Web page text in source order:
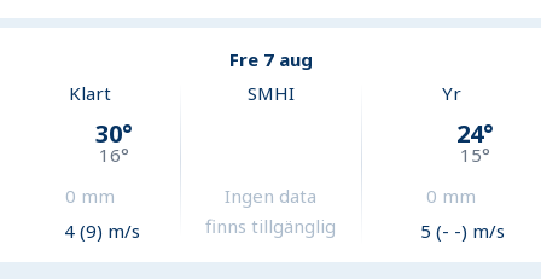
Fre 7 aug
Klart
30°
16°
0 mm
4 (9) m/s
SMHI
Ingen data
finns tillgänglig
Yr
24°
15°
0 mm
5 (- -) m/s